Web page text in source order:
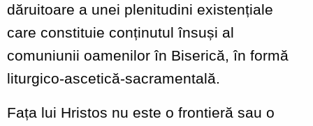
dăruitoare a unei plenitudini existențiale
care constituie conținutul însuși al
comuniunii oamenilor în Biserică, în formă
liturgico-ascetică-sacramentală.
Fața lui Hristos nu este o frontieră sau o